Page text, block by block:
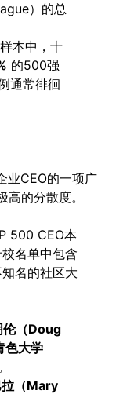
）的总
本中，十
的500强
通常徘徊
业CEO的一项广
的分散度。
500 CEO本
名单中包含
名的社区大
伦（Doug
色大学
拉（Mary